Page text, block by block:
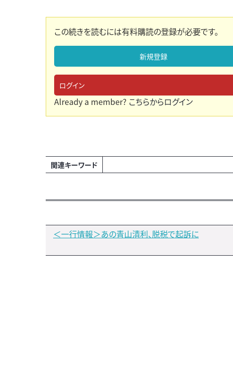
この続きを読むには有料購読の登録が必要です。
新規登録
ログイン
Already a member? こちらからログイン
関連キーワード
＜一行情報＞あの青山清利、脱税で起訴に